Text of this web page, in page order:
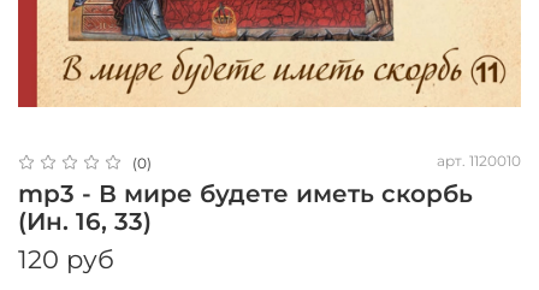
(0) арт. 1120010
mp3 - В мире будете иметь скорбь
(Ин. 16, 33)
120 руб